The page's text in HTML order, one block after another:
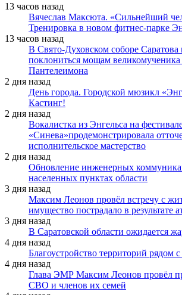
13 часов назад
Вячеслав Максюта. «Сильнейший
Тренировка в новом фитнес-парке
13 часов назад
В Свято-Духовском соборе
поклониться мощам великомученика
Пантелеимона
2 дня назад
День города. Городской мюзикл
Кастинг!
2 дня назад
Вокалистка из Энгельса на
«Синева»продемонстрировала
исполнительское мастерство
2 дня назад
Обновление инженерных
населенных пунктах области
3 дня назад
Максим Леонов провёл встречу с
имущество пострадало в результате
3 дня назад
В Саратовской области ожидается
4 дня назад
Благоустройство территорий рядом
4 дня назад
Глава ЭМР Максим Леонов провёл
СВО и членов их семей